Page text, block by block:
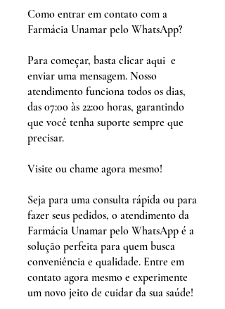
Como entrar em contato com a
Farmácia Unamar pelo WhatsApp?
Para começar, basta clicar aqui e
enviar uma mensagem. Nosso
atendimento funciona todos os dias,
das 07:00 às 22:00 horas, garantindo
que você tenha suporte sempre que
precisar.
Visite ou chame agora mesmo!
Seja para uma consulta rápida ou para
fazer seus pedidos, o atendimento da
Farmácia Unamar pelo WhatsApp é a
solução perfeita para quem busca
conveniência e qualidade. Entre em
contato agora mesmo e experimente
um novo jeito de cuidar da sua saúde!